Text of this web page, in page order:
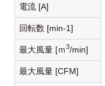
電流 [A]
回転数 [min-1]
最大風量 [ｍ3/min]
最大風量 [CFM]